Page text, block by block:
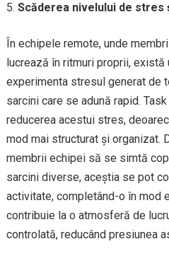
Scăderea nivelului de stres
În echipele remote, unde
lucrează în ritmuri proprii, există
experimenta stresul generat de
sarcini care se adună rapid.
reducerea acestui stres,
mod mai structurat și organizat.
membrii echipei să se simtă
sarcini diverse, aceștia se pot
activitate, completând-o în mod
contribuie la o atmosferă de
controlată, reducând presiunea